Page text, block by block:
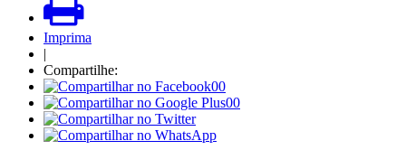
Imprima
|
Compartilhe:
00
00